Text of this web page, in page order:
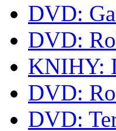
DVD:
DVD:
KNIHY:
DVD:
DVD: